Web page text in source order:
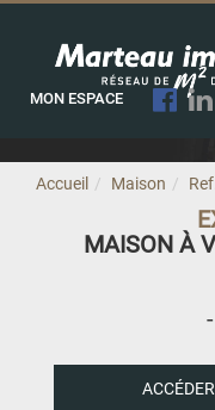
MON ESPACE
Accueil Maison
MAISON À